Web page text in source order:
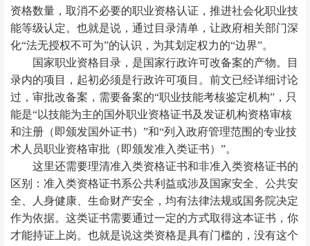
资格数量，取消不必要的职业资格认证，推进社会化职业技
能等级认定。也就是说，通过目录清单，让政府相关部门深
化“法无授权不可为”的认识，为其划定权力的“边界”。
国家职业资格目录，是国家行政许可改备案的产物。目
录内的项目，起初必须是行政许可项目。前文已经详细讨论
过，审批改备案，需要备案的“职业技能考核鉴定机构”，只
能是“以技能为主的国外职业资格证书及发证机构资格审核
和注册（即颁发国外证书）”和“列入政府管理范围的专业技
术人员职业资格审批（即颁发准入类证书）”。
这里还需要理清准入类资格证书和非准入类资格证书的
区别：准入类资格证书系公共利益或涉及国家安全、公共安
全、人身健康、生命财产安全，均有法律法规或国务院决定
作为依据。这类证书需要通过一定的方式取得这本证书，你
才能持证上岗。也就是说这类资格是具有门槛的，没有这个